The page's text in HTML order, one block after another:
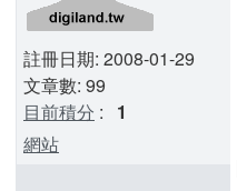
註冊日期: 2008-01-29
文章數: 99
目前積分 : 1
網站